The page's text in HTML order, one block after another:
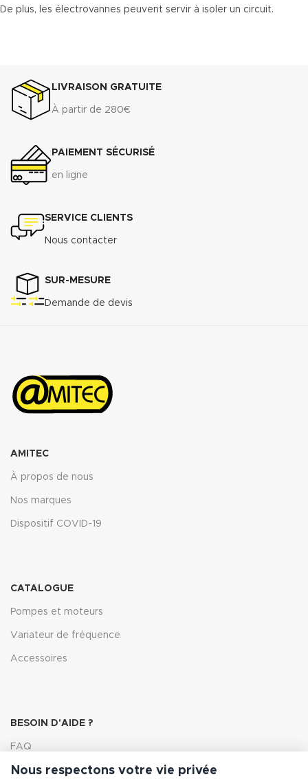
De plus, les électrovannes peuvent servir à isoler un circuit.
LIVRAISON GRATUITE
À partir de 280€
PAIEMENT SÉCURISÉ
en ligne
SERVICE CLIENTS
Nous contacter
SUR-MESURE
Demande de devis
AMITEC
À propos de nous
Nos marques
Dispositif COVID-19
CATALOGUE
Pompes et moteurs
Variateur de fréquence
Accessoires
BESOIN D'AIDE ?
FAQ
Lexique
Nous respectons votre vie privée